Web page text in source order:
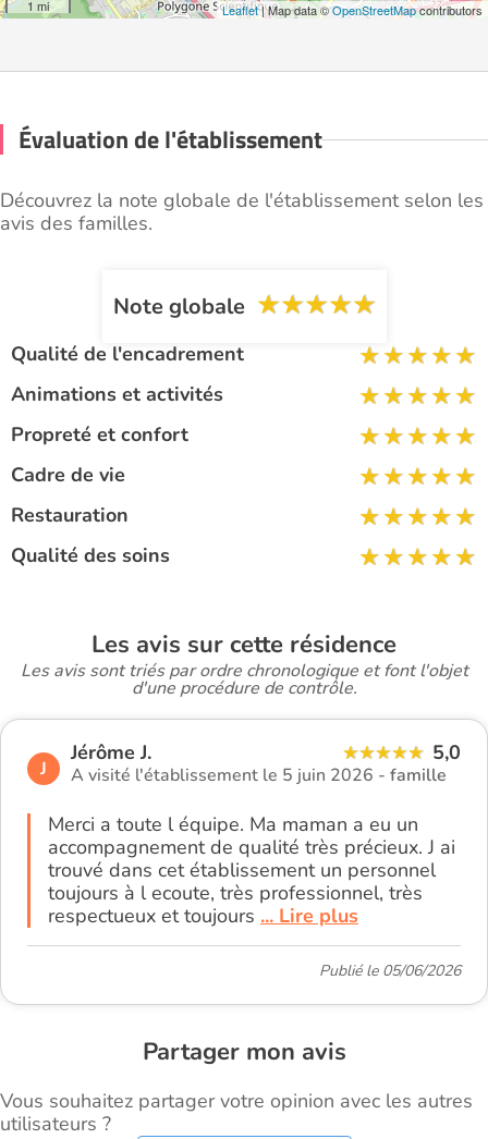
1 mi Leaflet| Map data ©OpenStreetMapcontributors
Évaluation de l'établissement
Découvrez la note globale de l'établissement selon les
avis des familles.
Note globale
Qualité de l'encadrement
Animations et activités
Propreté et confort
Cadre de vie
Restauration
Qualité des soins
Les avis sur cette résidence
Les avis sont triés par ordre chronologique et font l'objet
d'une procédure de contrôle.
J
Jérôme J. 5,0
A visité l'établissement le 5 juin 2026 - famille
Merci a toute l équipe. Ma maman a eu un
accompagnement de qualité très précieux. J ai
trouvé dans cet établissement un personnel
toujours à l ecoute, très professionnel, très
respectueux et toujours ... Lire plus
Publié le 05/06/2026
Partager mon avis
Vous souhaitez partager votre opinion avec les autres
utilisateurs ?